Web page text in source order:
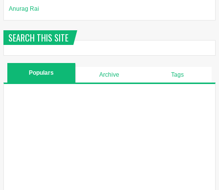
Anurag Rai
SEARCH THIS SITE
Populars Archive Tags